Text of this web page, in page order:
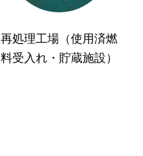
再処理工場（使用済燃
料受入れ・貯蔵施設）